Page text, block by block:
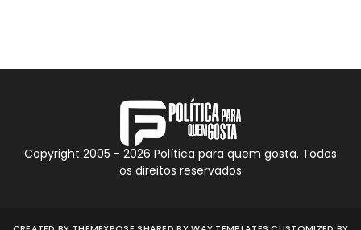
Copyright 2005 - 2026 Política para quem gosta. Todos
os direitos reservados